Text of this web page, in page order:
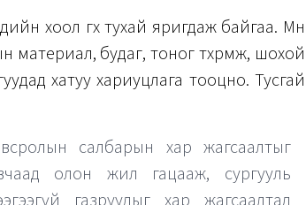
хоол өгөх тухай яригдаж байгаа. Мөн
будаг, тоног төхөөрөмж, шохой
хатуу хариуцлага тооцно. Тусгай
салбарын хар жагсаалтыг
олон жил гацааж, сургууль